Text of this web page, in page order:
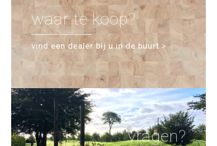
beitslak 2 basalt lak
schaduwbeits lak smoke brown zeep
lak 4 schaduwbeits lak
waar te koop?
vind een dealer bij u in de buurt >
vragen?